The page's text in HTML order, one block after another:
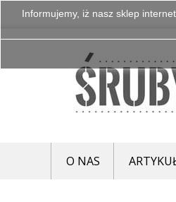
O NAS
Informujemy, iż nasz sklep